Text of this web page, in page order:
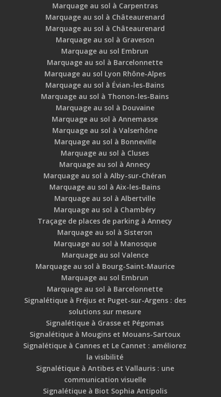
Marquage au sol à Carpentras
Marquage au sol à Châteaurenard
Marquage au sol à Châteaurenard
Marquage au sol à Graveson
Marquage au sol Embrun
Marquage au sol à Barcelonnette
Marquage au sol Lyon Rhône-Alpes
Marquage au sol à Évian-les-Bains
Marquage au sol à Thonon-les-Bains
Marquage au sol à Douvaine
Marquage au sol à Annemasse
Marquage au sol à Valserhône
Marquage au sol à Bonneville
Marquage au sol à Cluses
Marquage au sol à Annecy
Marquage au sol à Alby-sur-Chéran
Marquage au sol à Aix-les-Bains
Marquage au sol à Albertville
Marquage au sol à Chambéry
Traçage de places de parking à Annecy
Marquage au sol à Sisteron
Marquage au sol à Manosque
Marquage au sol Valence
Marquage au sol à Bourg-Saint-Maurice
Marquage au sol Embrun
Marquage au sol à Barcelonnette
Signalétique à Fréjus et Puget-sur-Argens : des
solutions sur mesure
Signalétique à Grasse et Pégomas
Signalétique à Mougins et Mouans-Sartoux
Signalétique à Cannes et Le Cannet : améliorez
la visibilité
Signalétique à Antibes et Vallauris : une
communication visuelle
Signalétique à Biot Sophia Antipolis